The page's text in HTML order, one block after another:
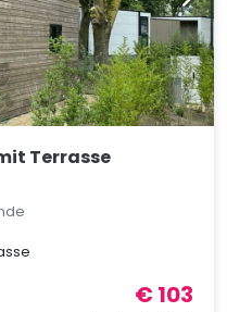
Terrasse
€ 103